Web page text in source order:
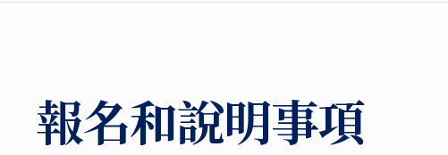
報名和說明事項